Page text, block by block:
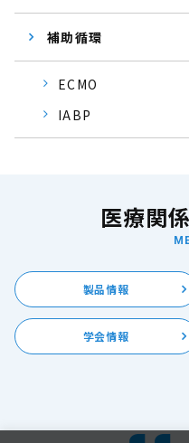
補助循環
ECMO
IABP
医療関
製品情報
学会情報